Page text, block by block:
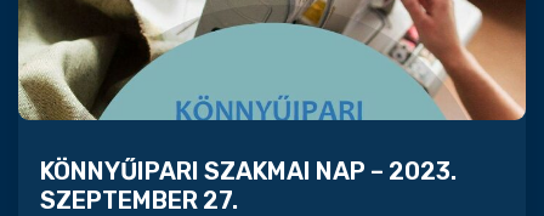
KÖNNYŰIPARI SZAKMAI NAP – 2023.
SZEPTEMBER 27.